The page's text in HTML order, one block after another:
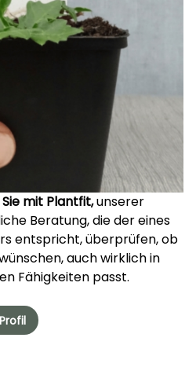
mit Plantfit,unserer
Beratung, die der eines
entspricht, überprüfen, ob
auch wirklich in
Fähigkeiten passt.